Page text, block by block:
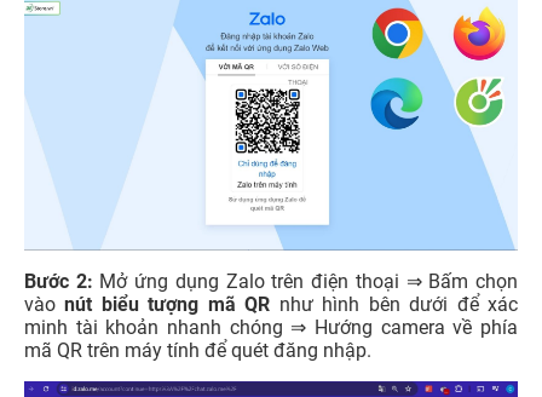
Bước 2: Mở ứng dụng Zalo trên điện thoại ⇒ Bấm chọn
vàonút biểu tượng mã QR như hình bên dưới để xác
minh tài khoản nhanh chóng ⇒ Hướng camera về phía
mã QR trên máy tính để quét đăng nhập.